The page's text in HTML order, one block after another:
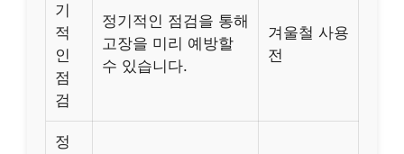
기
적
인
점
검
정기적인 점검을 통해
고장을 미리 예방할
수 있습니다.
겨울철 사용
전
정